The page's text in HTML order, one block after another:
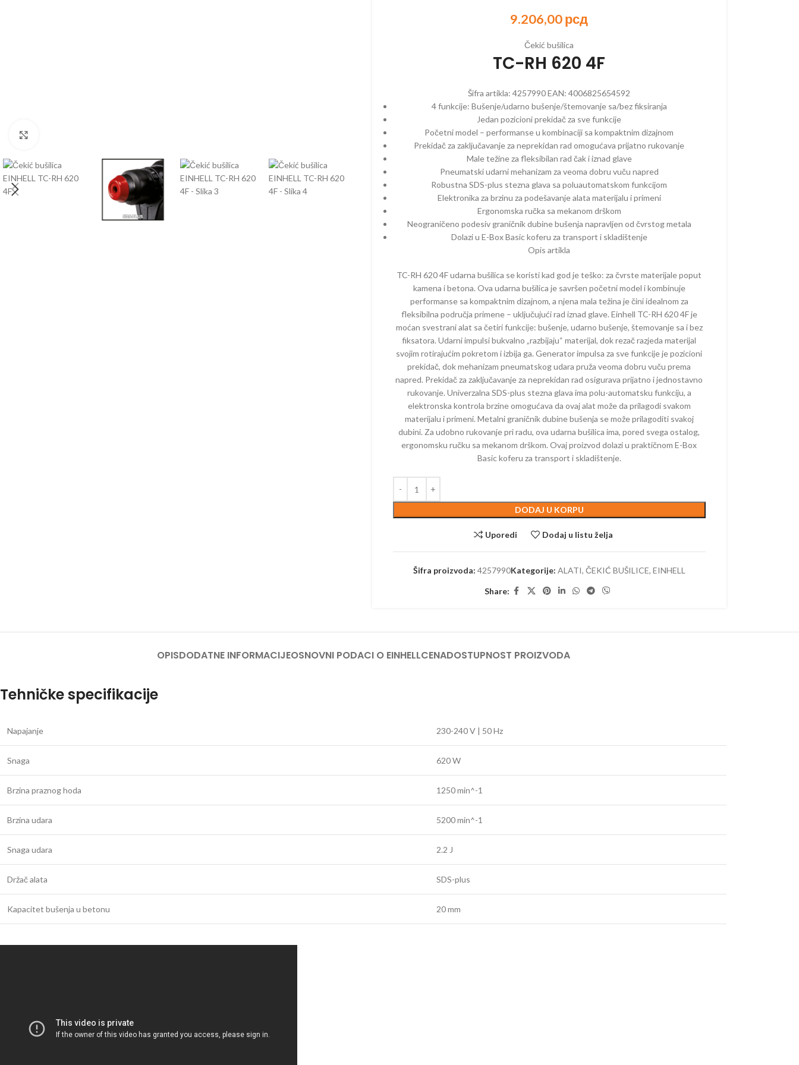
KOSAČICE – BENZINSKE
KULTIVATORI – BENZIN
DROBILICE – ELEKTRIČNE
DUVAČI – ELEKTRIČNI
KOSAČICE – ELEKTRIČNE
KULTIVATORI – ELEKTRIČNI
MAKAZE ZA ŽIVU OGRADU –
ELEKTRIČNE
PERAČI – ELEKTRIČNI
PUMPE – ELEKTRIČNE
ELEKTRIČNI
TESTERE – ELEKTRIČNE
TRIMERI – ELEKTRIČNI
USISIVAČI – ELEKTRIČNI
AKUMULATORSKI PROGRAM
BATERIJE
BUŠAČI – AKUMULATORSKI
ČISTAČI – AKUMULATORSKI
DUVAČI – AKUMULATORSKI
DROBILICE –
AKUMULATORSKE
KOSAČICE –
AKUMULATORSKE
KULTIVATORI –
AKUMULATORSKI
MAKAZE ZA OREZIVANJE
VOĆA – AKUMULATORSKE
MAKAZE ZA ŽIVU OGRADU –
AKUMULATORSKE
PUMPE – AKUMULATORSKE
PRSKALICE –
AKUMULATORSKE
PROZRAČIVAČI –
AKUMULATORSKI
PUNJAČI
PERAČI – AKUMULATORSKI
SKUTERI
ROBOTSKE KOSAČICE
TRAKTORSKE KOSAČICE –
AKUMULATORSKE
TRIMERI – AKUMULATORSKI
AKUMULATORSKI
9.206,00рсд
Čekić bušilica
TC-RH 620 4F
Šifra artikla:4257990EAN:4006825654592
4 funkcije: Bušenje/udarno bušenje/štemovanje sa/bez fiksiranja
Jedan pozicioni prekidač za sve funkcije
Početni model – performanse u kombinaciji sa kompaktnim dizajnom
Prekidač za zaključavanje za neprekidan rad omogućava prijatno rukovanje
Male težine za fleksibilan rad čak i iznad glave
Pneumatski udarni mehanizam za veoma dobru vuču napred
Robustna SDS-plus stezna glava sa poluautomatskom funkcijom
Elektronika za brzinu za podešavanje alata materijalu i primeni
Ergonomska ručka sa mekanom drškom
Neograničeno podesiv graničnik dubine bušenja napravljen od čvrstog metala
Dolazi u E-Box Basic koferu za transport i skladištenje
Opis artikla
TC-RH 620 4F udarna bušilica se koristi kad god je teško: za čvrste materijale poput
kamena i betona. Ova udarna bušilica je savršen početni model i kombinuje
performanse sa kompaktnim dizajnom, a njena mala težina je čini idealnom za
fleksibilna područja primene – uključujući rad iznad glave. Einhell TC-RH 620 4F je
moćan svestrani alat sa četiri funkcije: bušenje, udarno bušenje, štemovanje sa i bez
fiksatora. Udarni impulsi bukvalno „razbijaju“ materijal, dok rezač razjeda materijal
svojim rotirajućim pokretom i izbija ga. Generator impulsa za sve funkcije je pozicioni
prekidač, dok mehanizam pneumatskog udara pruža veoma dobru vuču prema
napred. Prekidač za zaključavanje za neprekidan rad osigurava prijatno i jednostavno
rukovanje. Univerzalna SDS-plus stezna glava ima polu-automatsku funkciju, a
elektronska kontrola brzine omogućava da ovaj alat može da prilagodi svakom
materijalu i primeni. Metalni graničnik dubine bušenja se može prilagoditi svakoj
dubini. Za udobno rukovanje pri radu, ova udarna bušilica ima, pored svega ostalog,
ergonomsku ručku sa mekanom drškom. Ovaj proizvod dolazi u praktičnom E-Box
Basic koferu za transport i skladištenje.
DODAJ U KORPU
Uporedi Dodaj u listu želja
Šifra proizvoda: 4257990Kategorije: ALATI, ČEKIĆ BUŠILICE, EINHELL
Share:
OPISDODATNE INFORMACIJEOSNOVNI PODACI O EINHELLCENADOSTUPNOST PROIZVODA
Tehničke specifikacije
Napajanje 230-240 V | 50 Hz
Snaga 620 W
Brzina praznog hoda 1250 min^-1
Brzina udara 5200 min^-1
Snaga udara 2.2 J
Držač alata SDS-plus
Kapacitet bušenja u betonu 20 mm